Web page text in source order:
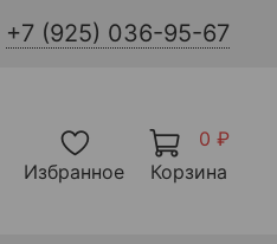
+7 (925) 036-95-67
Избранное
0 ₽
Корзина